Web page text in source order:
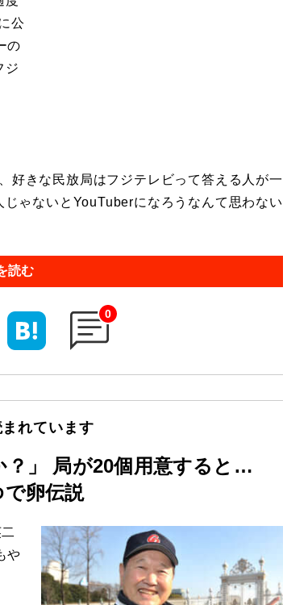
公
の
ジ
きな民放局はフジテレビって答える人が一
ゃないとYouTuberになろうなんて思わない
読む
0
れています
？」 局が20個用意すると…
で卵伝説
や